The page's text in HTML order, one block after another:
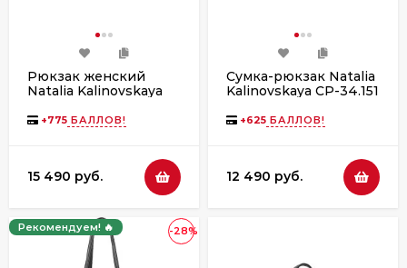
Рюкзак женский
Natalia Kalinovskaya
коричневый/рыжий
+775 БАЛЛОВ!
15 490 руб.
Сумка-рюкзак Natalia
Kalinovskaya СР-34.151
флотер
+625 БАЛЛОВ!
12 490 руб.
-28%
Рекомендуем! 🔥